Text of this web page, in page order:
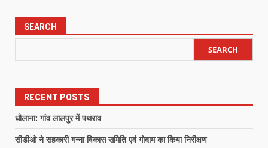
SEARCH
SEARCH
RECENT POSTS
धौलाना: गांव लालपुर में पथराव
सीडीओ ने सहकारी गन्ना विकास समिति एवं गोदाम का किया निरीक्षण